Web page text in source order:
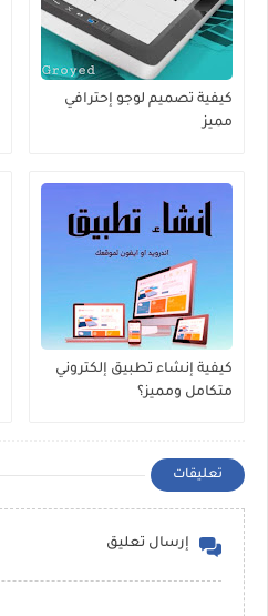
كيفية تصميم لوجو إحترافي
مميز
كيفية إنشاء تطبيق إلكتروني
متكامل ومميز؟
تعليقات
إرسال تعليق